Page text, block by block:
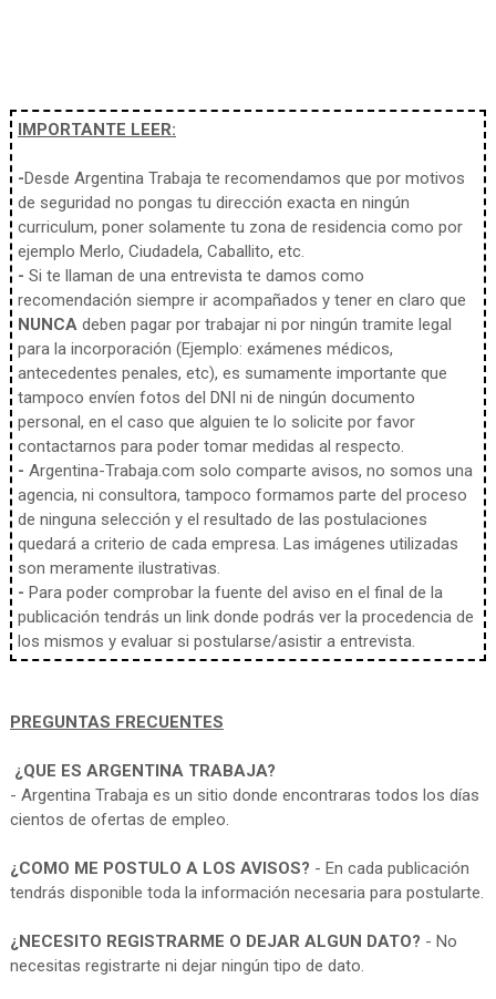
IMPORTANTE LEER:
-Desde Argentina Trabaja te recomendamos que por motivos
de seguridad no pongas tu dirección exacta en ningún
curriculum, poner solamente tu zona de residencia como por
ejemplo Merlo, Ciudadela, Caballito, etc.
- Si te llaman de una entrevista te damos como
recomendación siempre ir acompañados y tener en claro que
NUNCAdeben pagar por trabajar ni por ningún tramite legal
para la incorporación (Ejemplo: exámenes médicos,
antecedentes penales, etc), es sumamente importante que
tampoco envíen fotos del DNI ni de ningún documento
personal, en el caso que alguien te lo solicite por favor
contactarnos para poder tomar medidas al respecto.
- Argentina-Trabaja.com solo comparte avisos, no somos una
agencia, ni consultora, tampoco formamos parte del proceso
de ninguna selección y el resultado de las postulaciones
quedará a criterio de cada empresa. Las imágenes utilizadas
son meramente ilustrativas.
- Para poder comprobar la fuente del aviso en el final de la
publicación tendrás un link donde podrás ver la procedencia de
los mismos y evaluar si postularse/asistir a entrevista.
PREGUNTAS FRECUENTES
¿QUE ES ARGENTINA TRABAJA?
- Argentina Trabaja es un sitio donde encontraras todos los días
cientos de ofertas de empleo.
¿COMO ME POSTULO A LOS AVISOS? - En cada publicación
tendrás disponible toda la información necesaria para postularte.
¿NECESITO REGISTRARME O DEJAR ALGUN DATO? - No
necesitas registrarte ni dejar ningún tipo de dato.